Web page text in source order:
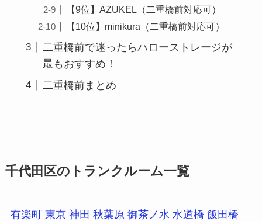
【9位】AZUKEL（二重橋前対応可）
【10位】minikura（二重橋前対応可）
二重橋前で迷ったらハローストレージが
最もおすすめ！
二重橋前まとめ
千代田区のトランクルーム一覧
有楽町 東京 神田 秋葉原 御茶ノ水 水道橋 飯田橋